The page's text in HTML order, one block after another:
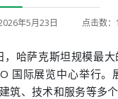
年5月23日 点击数
哈萨克斯坦规模最
国际展览中心举行
筑、技术和服务等多